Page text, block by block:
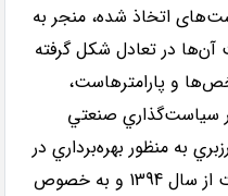
اتخاذ شده، منجر به
آن‌ها در تعادل شکل گرفته
و پارامترهاست،
در سياست‌گذاري صنعتي
به منظور بهره‌برداري در
سياست‌گذاري صنعتي است. بررسی‌های گزارش نشان می‌دهد که ارزبری کوتاه مدت در بخش صنعت از سال 1394 و به خصوص